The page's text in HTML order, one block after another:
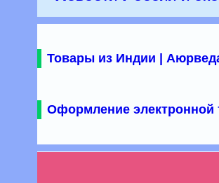
Товары из Индии |
Оформление электронной